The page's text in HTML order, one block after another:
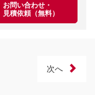
お問い合わせ・
見積依頼（無料）
次へ